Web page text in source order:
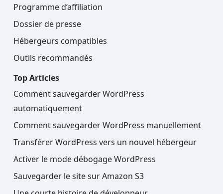
Programme d’affiliation
Dossier de presse
Hébergeurs compatibles
Outils recommandés
Top Articles
Comment sauvegarder WordPress
automatiquement
Comment sauvegarder WordPress manuellement
Transférer WordPress vers un nouvel hébergeur
Activer le mode débogage WordPress
Sauvegarder le site sur Amazon S3